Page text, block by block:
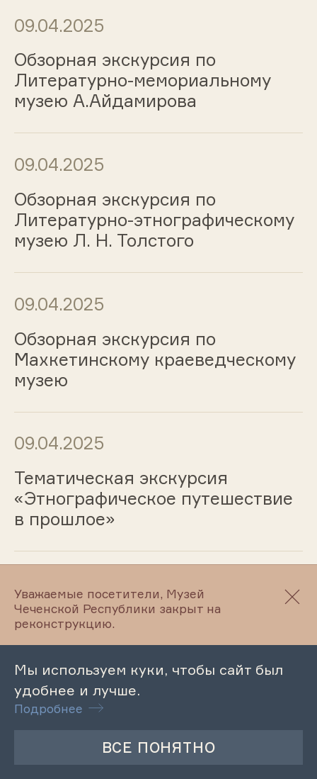
09.04.2025
Обзорная экскурсия по
Литературно-мемориальному
музею А.Айдамирова
09.04.2025
Обзорная экскурсия по
Литературно-этнографическому
музею Л. Н. Толстого
09.04.2025
Обзорная экскурсия по
Махкетинскому краеведческому
музею
09.04.2025
Тематическая экскурсия
«Этнографическое путешествие
в прошлое»
Обзорная экскурсия по
09.04.2025
Обзорная экскурсия по
Уважаемые посетители, Музей
Чеченской Республики закрыт на
реконструкцию.
Мы используем куки, чтобы сайт был
удобнее и лучше.
Подробнее